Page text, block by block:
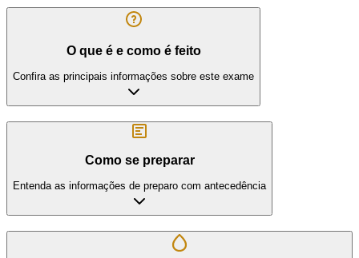
O que é e como é feito
Confira as principais informações sobre este exame
Como se preparar
Entenda as informações de preparo com antecedência